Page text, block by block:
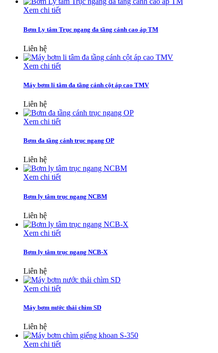
Xem chi tiết
Bơm Ly tâm Trục ngang đa tầng cánh cao áp TM
Liên hệ
Xem chi tiết
Máy bơm li tâm đa tầng cánh cột áp cao TMV
Liên hệ
Xem chi tiết
Bơm đa tầng cánh trục ngang OP
Liên hệ
Xem chi tiết
Bơm ly tâm trục ngang NCBM
Liên hệ
Xem chi tiết
Bơm ly tâm trục ngang NCB-X
Liên hệ
Xem chi tiết
Máy bơm nước thải chìm SD
Liên hệ
Xem chi tiết